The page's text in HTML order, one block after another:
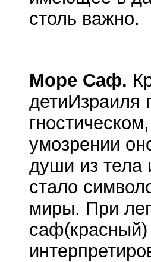
столь важно.
Море Саф.
детиИзраиля
умозрении
души из тела
стало
миры. При